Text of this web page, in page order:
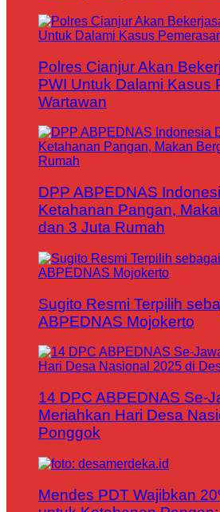
Polres Cianjur Akan
PWI Untuk Dalami Kasus
Wartawan
DPP ABPEDNAS
Ketahanan Pangan,
dan 3 Juta Rumah
Sugito Resmi Terpilih
ABPEDNAS Mojokerto
14 DPC ABPEDNAS Se-
Meriahkan Hari Desa
Ponggok
Mendes PDT Wajibkan